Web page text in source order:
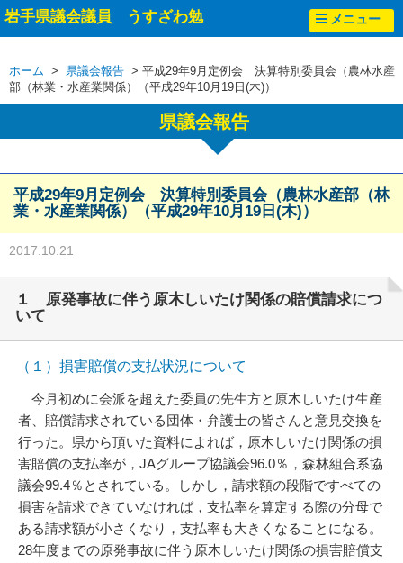
岩手県議会議員 うすざわ勉 メニュー
ホーム > 県議会報告 > 平成29年9月定例会 決算特別委員会（農林水産
部（林業・水産業関係）（平成29年10月19日(木)）
県議会報告
平成29年9月定例会 決算特別委員会（農林水産部（林
業・水産業関係）（平成29年10月19日(木)）
2017.10.21
１ 原発事故に伴う原木しいたけ関係の賠償請求につ
いて
（１）損害賠償の支払状況について
今月初めに会派を超えた委員の先生方と原木しいたけ生産
者、賠償請求されている団体・弁護士の皆さんと意見交換を
行った。県から頂いた資料によれば，原木しいたけ関係の損
害賠償の支払率が，JAグループ協議会96.0％，森林組合系協
議会99.4％とされている。しかし，請求額の段階ですべての
損害を請求できていなければ，支払率を算定する際の分母で
ある請求額が小さくなり，支払率も大きくなることになる。
28年度までの原発事故に伴う原木しいたけ関係の損害賠償支